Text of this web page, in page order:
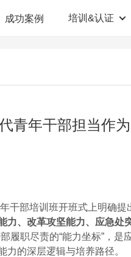
企业管理咨询
人啊人测评云系统
成功案例 培训&认证
青年干部担当作
干部培训班开班式上明确提
力、改革攻坚能力、应急处
履职尽责的“能力坐标”，是
的深层逻辑与培养路径。